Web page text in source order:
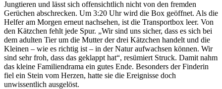
Jungtieren und lässt sich offensichtlich nicht von den fremden
Gerüchen abschrecken. Um 3:20 Uhr wird die Box geöffnet. Als die
Helfer am Morgen erneut nachsehen, ist die Transportbox leer. Von
den Kätzchen fehlt jede Spur. „Wir sind uns sicher, dass es sich bei
dem adulten Tier um die Mutter der drei Kätzchen handelt und die
Kleinen – wie es richtig ist – in der Natur aufwachsen können. Wir
sind sehr froh, dass das geklappt hat“, resümiert Struck. Damit nahm
das kleine Familiendrama ein gutes Ende. Besonders der Finderin
fiel ein Stein vom Herzen, hatte sie die Ereignisse doch
unwissentlich ausgelöst.